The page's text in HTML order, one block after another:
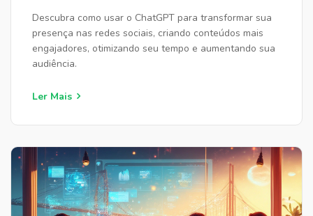
Descubra como usar o ChatGPT para transformar sua
presença nas redes sociais, criando conteúdos mais
engajadores, otimizando seu tempo e aumentando sua
audiência.
Ler Mais